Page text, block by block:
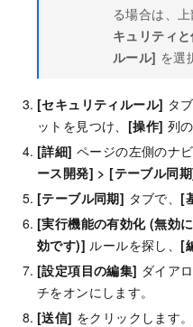
る場合は、
キュリティ
ルール] を選
[セキュリティルール] タ
ットを見つけ、 [操作] 列の
[詳細] ページの左側のナ
ース開発] > [テーブル同
[テーブル同期] タブで、 [
[実行機能の有効化 (無効
効です)] ルールを探し、 [
[設定項目の編集] ダイア
チをオンにします。
[送信] をクリックします。